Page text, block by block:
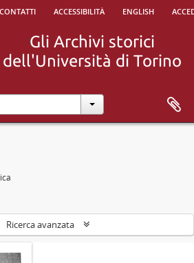
accessibilità english
Ricerca avanzata